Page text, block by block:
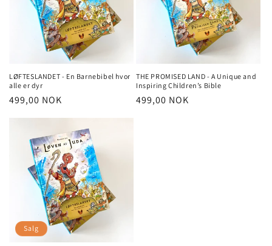
LØFTESLANDET - En Barnebibel hvor
alle er dyr
Vanlig
499,00 NOK
THE PROMISED LAND - A Unique and
Inspiring Children’s Bible
Vanlig
499,00 NOK
Salg